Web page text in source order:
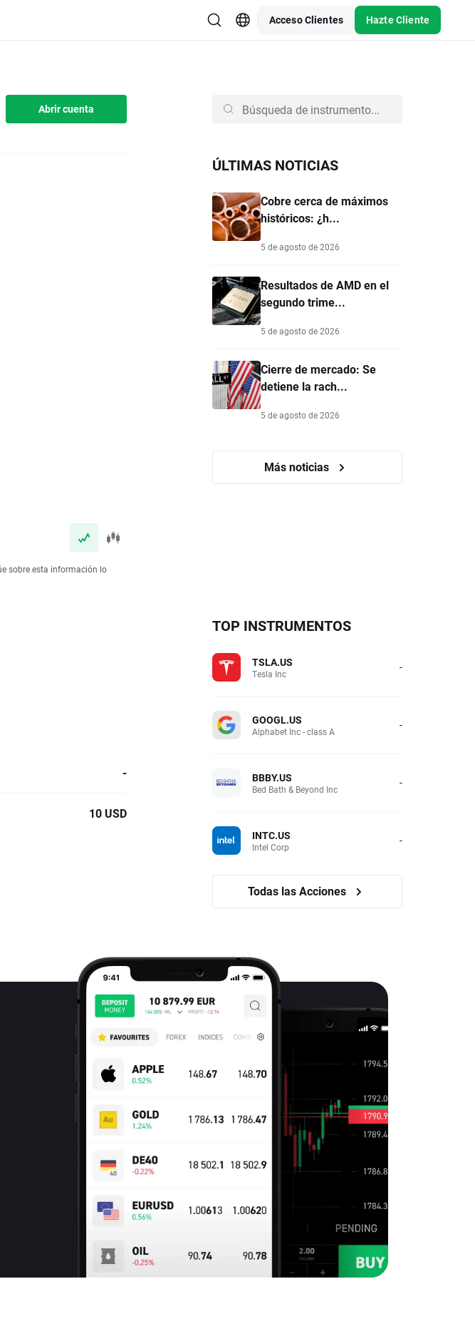
Acceso Clientes Hazte Cliente
Abrir cuenta
sobre esta información lo
ÚLTIMAS NOTICIAS
Cobre cerca de máximos
históricos: ¿h...
5 de agosto de 2026
Resultados de AMD en el
segundo trime...
5 de agosto de 2026
Cierre de mercado: Se
detiene la rach...
5 de agosto de 2026
Más noticias
-
10 USD
TOP INSTRUMENTOS
TSLA.US
Tesla Inc -
GOOGL.US
Alphabet Inc - class A -
BBBY.US
Bed Bath & Beyond Inc -
INTC.US
Intel Corp -
Todas las Acciones